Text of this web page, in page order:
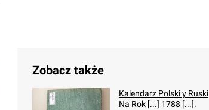
Zobacz także
Kalendarz Polski y Ruski
Na Rok [...] 1788 [...].